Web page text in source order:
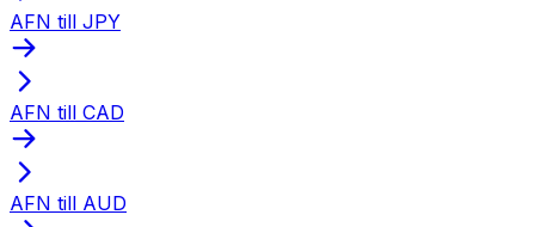
AFN till JPY
AFN till CAD
AFN till AUD